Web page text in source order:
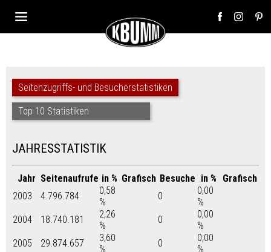
Seitenzugriffs- und Besucherstatistiken
Top 10 Statistiken
JAHRESSTATISTIK
Jahr Seitenaufrufe in % Grafisch Besuche in %
Grafisch
2003
4.796.784
0,58
%
0
0,00
%
2004
18.740.181
2,26
%
0
0,00
%
2005
29.874.657
3,60
%
0
0,00
%